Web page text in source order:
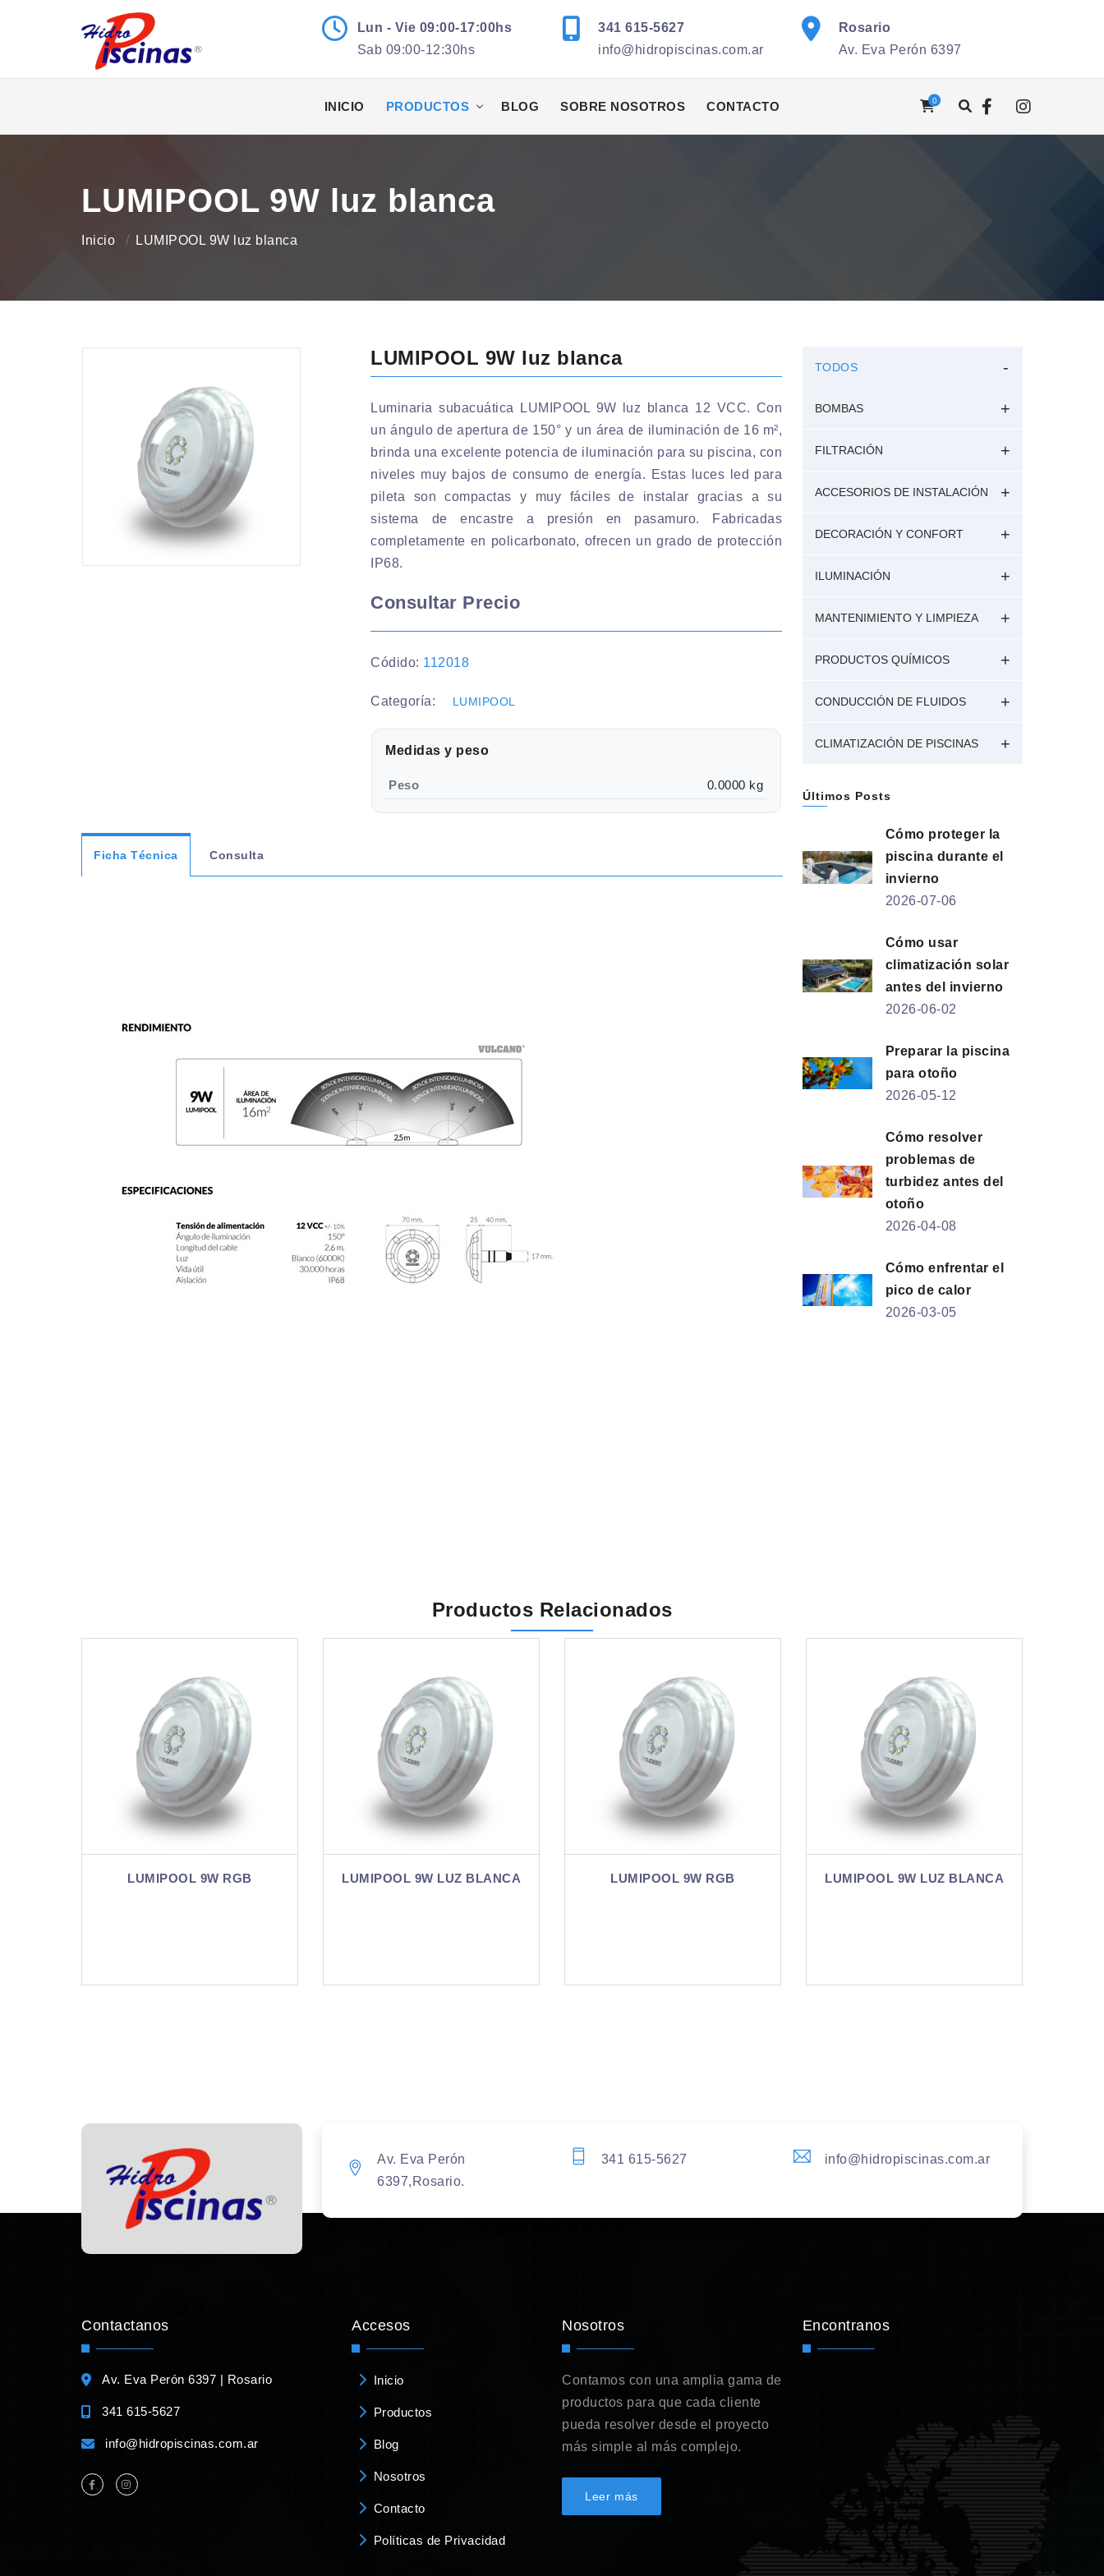
Lun - Vie 09:00-17:00hs
Sab 09:00-12:30hs
341 615-5627
info@hidropiscinas.com.ar
Rosario
Av. Eva Perón 6397
INICIO PRODUCTOS BLOG SOBRE NOSOTROS CONTACTO 0
LUMIPOOL 9W luz blanca
Inicio LUMIPOOL 9W luz blanca
LUMIPOOL 9W luz blanca
Luminaria subacuática LUMIPOOL 9W luz blanca 12 VCC. Con
un ángulo de apertura de 150° y un área de iluminación de 16 m²,
brinda una excelente potencia de iluminación para su piscina, con
niveles muy bajos de consumo de energía. Estas luces led para
pileta son compactas y muy fáciles de instalar gracias a su
sistema de encastre a presión en pasamuro. Fabricadas
completamente en policarbonato, ofrecen un grado de protección
IP68.
Consultar Precio
Códido: 112018
Categoría: LUMIPOOL
Medidas y peso
Peso 0.0000 kg
Ficha Técnica Consulta
TODOS
BOMBAS
FILTRACIÓN
ACCESORIOS DE INSTALACIÓN
DECORACIÓN Y CONFORT
ILUMINACIÓN
MANTENIMIENTO Y LIMPIEZA
PRODUCTOS QUÍMICOS
CONDUCCIÓN DE FLUIDOS
CLIMATIZACIÓN DE PISCINAS
Últimos Posts
Cómo proteger la
piscina durante el
invierno
2026-07-06
Cómo usar
climatización solar
antes del invierno
2026-06-02
Preparar la piscina
para otoño
2026-05-12
Cómo resolver
problemas de
turbidez antes del
otoño
2026-04-08
Cómo enfrentar el
pico de calor
2026-03-05
Productos Relacionados
LUMIPOOL 9W LUZ BLANCA LUMIPOOL 9W RGB LUMIPOOL 9W LUZ BLANCA LUMIPOOL 9W RGB
Av. Eva Perón
6397,Rosario.
341 615-5627 info@hidropiscinas.com.ar
Contactanos
Av. Eva Perón 6397 | Rosario
341 615-5627
info@hidropiscinas.com.ar
Accesos
Inicio
Productos
Blog
Nosotros
Contacto
Políticas de Privacidad
Nosotros
Contamos con una amplia gama de
productos para que cada cliente
pueda resolver desde el proyecto
más simple al más complejo.
Leer más
Encontranos